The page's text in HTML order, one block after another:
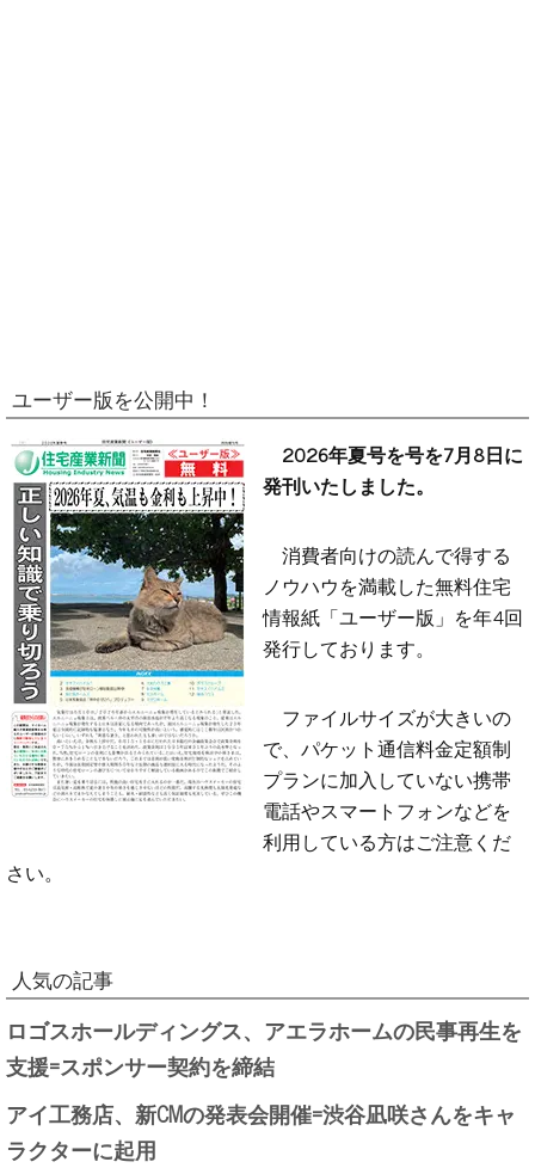
ユーザー版を公開中！
2026年夏号を号を7月8日に
発刊いたしました。
消費者向けの読んで得する
ノウハウを満載した無料住宅
情報紙「ユーザー版」を年4回
発行しております。
ファイルサイズが大きいの
で、パケット通信料金定額制
プランに加入していない携帯
電話やスマートフォンなどを
利用している方はご注意くだ
さい。
人気の記事
ロゴスホールディングス、アエラホームの民事再生を
支援=スポンサー契約を締結
アイ工務店、新CMの発表会開催=渋谷凪咲さんをキャ
ラクターに起用